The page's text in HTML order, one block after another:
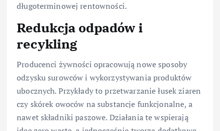
długoterminowej rentowności.
Redukcja odpadów i
recykling
Producenci żywności opracowują nowe sposoby
odzysku surowców i wykorzystywania produktów
ubocznych. Przykłady to przetwarzanie łusek ziaren
czy skórek owoców na substancje funkcjonalne, a
nawet składniki paszowe. Działania te wspierają